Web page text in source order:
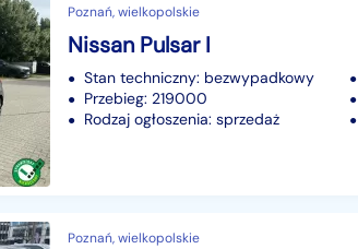
Poznań, wielkopolskie
Nissan Pulsar I
Stan techniczny: bezwypadkowy
Przebieg: 219000
Rodzaj ogłoszenia: sprzedaż
Poznań, wielkopolskie